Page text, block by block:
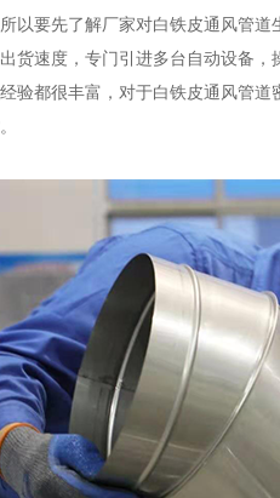
以要先了解厂家对白铁皮通风管
货速度，专门引进多台自动设备
验都很丰富，对于白铁皮通风管